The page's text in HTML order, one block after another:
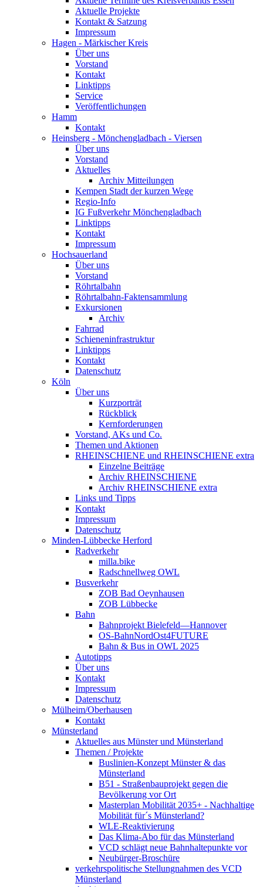
Aktuelle Projekte
Kontakt & Satzung
Impressum
Hagen - Märkischer Kreis
Über uns
Vorstand
Kontakt
Linktipps
Service
Veröffentlichungen
Hamm
Kontakt
Heinsberg - Mönchengladbach - Viersen
Über uns
Vorstand
Aktuelles
Archiv Mitteilungen
Kempen Stadt der kurzen Wege
Regio-Info
IG Fußverkehr Mönchengladbach
Linktipps
Kontakt
Impressum
Hochsauerland
Über uns
Vorstand
Röhrtalbahn
Röhrtalbahn-Faktensammlung
Exkursionen
Archiv
Fahrrad
Schieneninfrastruktur
Linktipps
Kontakt
Datenschutz
Köln
Über uns
Kurzporträt
Rückblick
Kernforderungen
Vorstand, AKs und Co.
Themen und Aktionen
RHEINSCHIENE und RHEINSCHIENE extra
Einzelne Beiträge
Archiv RHEINSCHIENE
Archiv RHEINSCHIENE extra
Links und Tipps
Kontakt
Impressum
Datenschutz
Minden-Lübbecke Herford
Radverkehr
milla.bike
Radschnellweg OWL
Busverkehr
ZOB Bad Oeynhausen
ZOB Lübbecke
Bahn
Bahnprojekt Bielefeld—Hannover
OS-BahnNordOst4FUTURE
Bahn & Bus in OWL 2025
Autotipps
Über uns
Kontakt
Impressum
Datenschutz
Mülheim/Oberhausen
Kontakt
Münsterland
Aktuelles aus Münster und Münsterland
Themen / Projekte
Buslinien-Konzept Münster & das
Münsterland
B51 - Straßenbauprojekt gegen die
Bevölkerung vor Ort
Masterplan Mobilität 2035+ - Nachhaltige
Mobilität für´s Münsterland?
WLE-Reaktivierung
Das Klima-Abo für das Münsterland
VCD schlägt neue Bahnhaltepunkte vor
Neubürger-Broschüre
verkehrspolitische Stellungnahmen des VCD
Münsterland